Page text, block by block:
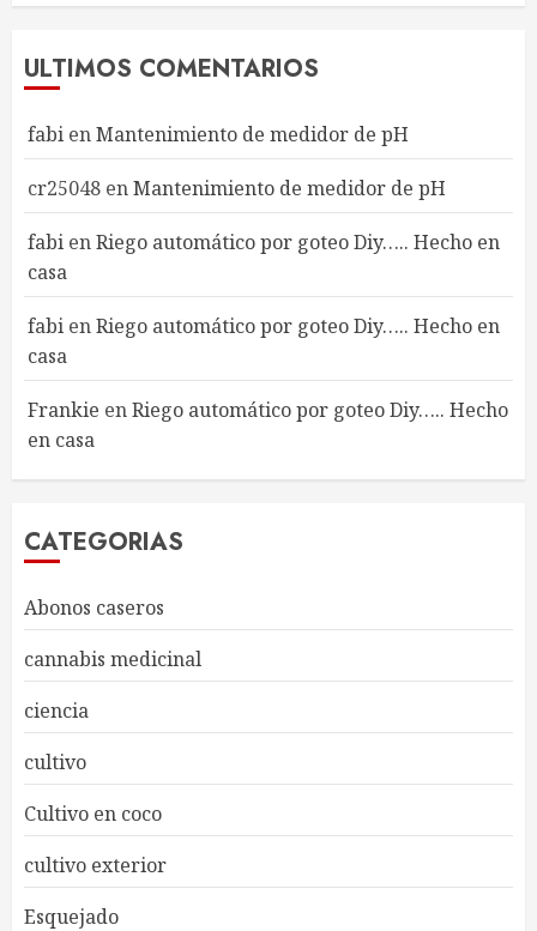
ULTIMOS COMENTARIOS
fabi enMantenimiento de medidor de pH
cr25048 enMantenimiento de medidor de pH
fabi enRiego automático por goteo Diy….. Hecho en
casa
fabi enRiego automático por goteo Diy….. Hecho en
casa
Frankie enRiego automático por goteo Diy….. Hecho
en casa
CATEGORIAS
Abonos caseros
cannabis medicinal
ciencia
cultivo
Cultivo en coco
cultivo exterior
Esquejado